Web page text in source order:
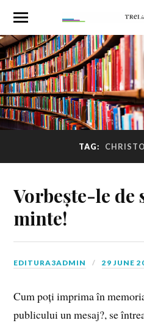
TAG:
Vorbește-le de
minte!
EDITURA3ADMIN 29 JUNE
Cum poți imprima în
publicului un mesaj?, se